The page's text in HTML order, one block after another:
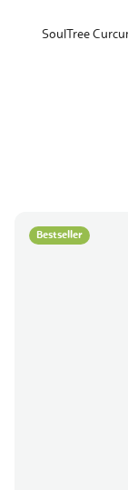
SoulTree
Bestseller